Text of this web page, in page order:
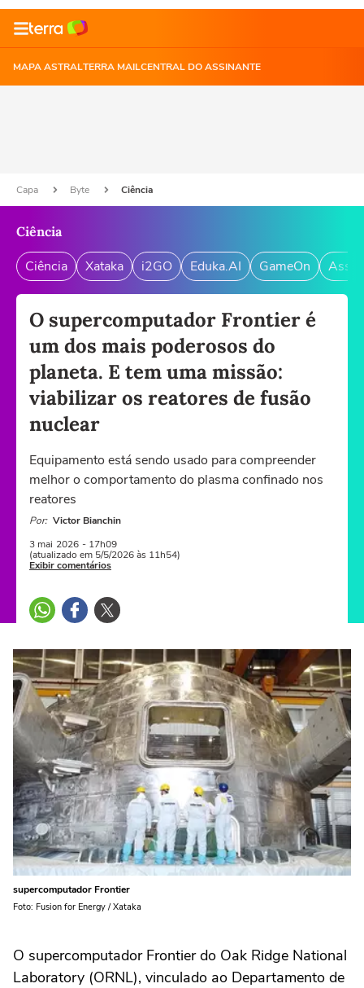
MAPA ASTRALTERRA MAILCENTRAL DO ASSINANTE
Capa Byte Ciência
Ciência
Ciência Xataka i2GO Eduka.AI GameOn
O supercomputador Frontier é
um dos mais poderosos do
planeta. E tem uma missão:
viabilizar os reatores de fusão
nuclear
Equipamento está sendo usado para compreender
melhor o comportamento do plasma confinado nos
reatores
Por: Victor Bianchin
3 mai 2026 - 17h09
(atualizado em 5/5/2026 às 11h54)
Exibir comentários
supercomputador Frontier
Foto: Fusion for Energy / Xataka
O supercomputador Frontier do Oak Ridge National
Laboratory (ORNL), vinculado ao Departamento de